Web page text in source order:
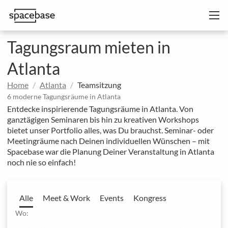
Tagungsraum mieten in
Atlanta
Home Atlanta Teamsitzung
6 moderne Tagungsräume in Atlanta
Entdecke inspirierende Tagungsräume in Atlanta. Von
ganztägigen Seminaren bis hin zu kreativen Workshops
bietet unser Portfolio alles, was Du brauchst. Seminar- oder
Meetingräume nach Deinen individuellen Wünschen – mit
Spacebase war die Planung Deiner Veranstaltung in Atlanta
noch nie so einfach!
Alle Meet & Work Events Kongress
Wo: